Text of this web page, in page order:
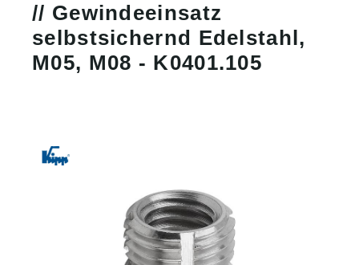
Gewindeeinsatz
selbstsichernd Edelstahl,
M05, M08 - K0401.105